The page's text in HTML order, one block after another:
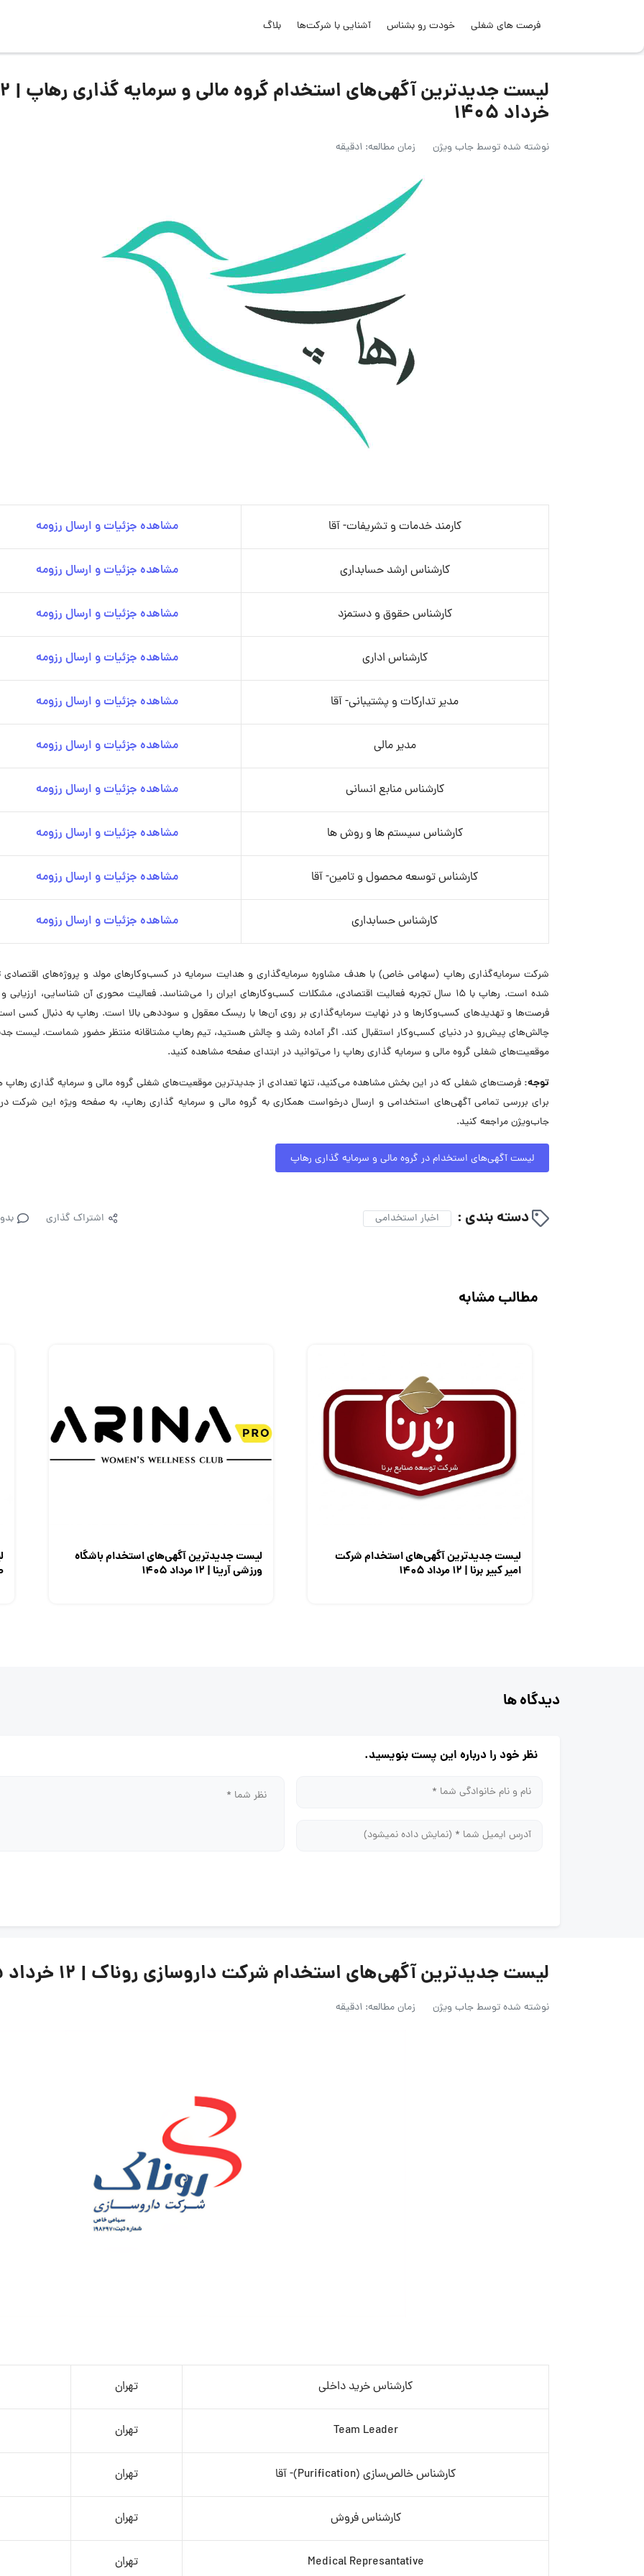
فرصت های شغلی خودت رو بشناس آشنایی با شرکت‌ها بلاگ
لیست جدیدترین
خرداد ۱۴۰۵
نوشته شده توسطجاب ویژن زمان مطالعه: 1دقیقه
کارمند خدمات و تشریفات- آقا مشاهده جزئیات و ارسال رزومه
کارشناس ارشد حسابداری مشاهده جزئیات و ارسال رزومه
کارشناس حقوق و دستمزد مشاهده جزئیات و ارسال رزومه
کارشناس اداری مشاهده جزئیات و ارسال رزومه
مدیر تدارکات و پشتیبانی- آقا مشاهده جزئیات و ارسال رزومه
مدیر مالی مشاهده جزئیات و ارسال رزومه
کارشناس منابع انسانی مشاهده جزئیات و ارسال رزومه
کارشناس سیستم ها و روش ها مشاهده جزئیات و ارسال رزومه
کارشناس توسعه محصول و تامین- آقا مشاهده جزئیات و ارسال رزومه
کارشناس حسابداری مشاهده جزئیات و ارسال رزومه
شرکت سرمایه‌گذاری رهاپ (سهامی خاص) با هدف مشاوره سرمایه‌گذاری و هدایت سرمایه در کسب‌وکارهای مولد و پروژه‌های
شده است. رهاپ با ۱۵ سال تجربه فعالیت اقتصادی، مشکلات کسب‌وکارهای ایران را می‌شناسد. فعالیت محوری آن شناسایی،
فرصت‌ها و تهدیدهای کسب‌وکارها و در نهایت سرمایه‌گذاری بر روی آن‌ها با ریسک معقول و سوددهی بالا است. رهاپ به دنبال کسی
چالش‌های پیش‌رو در دنیای کسب‌وکار استقبال کند. اگر آماده رشد و چالش هستید، تیم رهاپ مشتاقانه منتظر حضور شماست. لیست
موقعیت‌های شغلی گروه مالی و سرمایه گذاری رهاپ را می‌توانید در ابتدای صفحه مشاهده کنید.
توجه: فرصت‌های شغلی که در این بخش مشاهده می‌کنید، تنها تعدادی از جدیدترین موقعیت‌های شغلی گروه مالی و سرمایه گذاری رهاپ
برای بررسی تمامی آگهی‌های استخدامی و ارسال درخواست همکاری به گروه مالی و سرمایه گذاری رهاپ، به صفحه ویژه این شرکت
جاب‌ویژن مراجعه کنید.
لیست آگهی‌های استخدام در گروه مالی و سرمایه گذاری رهاپ
دسته بندی : اخبار استخدامی اشتراک گذاری
مطالب مشابه
لیست جدیدترین آگهی‌های استخدام شرکت
امیر کبیر برنا | ۱۲ مرداد ۱۴۰۵
لیست جدیدترین آگهی‌های استخدام باشگاه
ورزشی آرینا | ۱۲ مرداد ۱۴۰۵
دیدگاه ها
نظر خود را درباره این پست بنویسید.
لیست جدیدترین آگهی‌های استخدام شرکت داروسازی روناک | ۱۲ خرداد ۱۴۰۵
نوشته شده توسطجاب ویژن زمان مطالعه: 1دقیقه
کارشناس خرید داخلی تهران
Team Leader تهران
کارشناس خالص‌سازی (Purification)- آقا تهران
کارشناس فروش تهران
Medical Represantative تهران